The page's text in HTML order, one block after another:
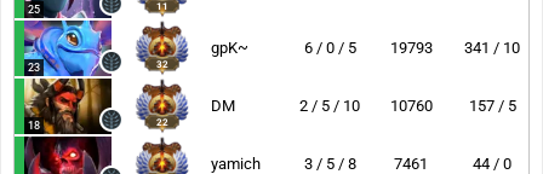
25 11
23 32
gpK~ 6 / 0 / 5 19793 341 / 10
18 22
DM 2 / 5 / 10 10760 157 / 5
yamich 3 / 5 / 8 7461 44 / 0